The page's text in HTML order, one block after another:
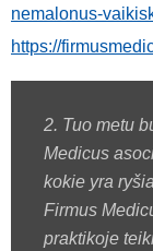
nemalonus-
https://
2. Tuo metu
Medicus
kokie yra
Firmus
praktikoje